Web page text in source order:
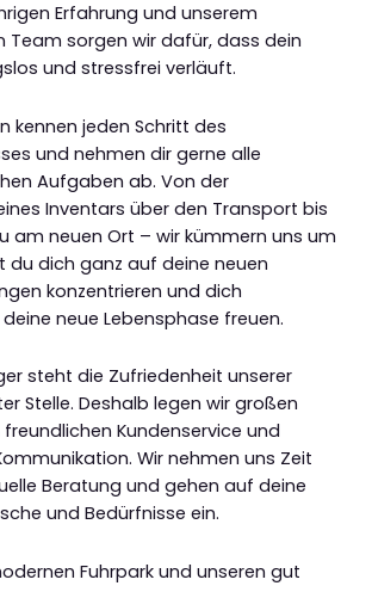
Erfahrung und unserem
Team sorgen wir dafür, dass dein
und stressfrei verläuft.
kennen jeden Schritt des
und nehmen dir gerne alle
Aufgaben ab. Von der
Inventars über den Transport bis
am neuen Ort – wir kümmern uns um
du dich ganz auf deine neuen
konzentrieren und dich
neue Lebensphase freuen.
steht die Zufriedenheit unserer
Stelle. Deshalb legen wir großen
Kundenservice und
Wir nehmen uns Zeit
Beratung und gehen auf deine
und Bedürfnisse ein.
Fuhrpark und unseren gut